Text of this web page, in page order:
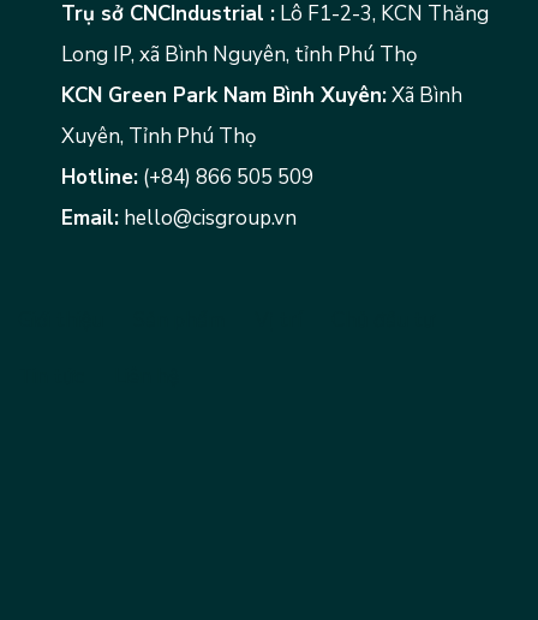
Trụ sở CNCIndustrial : Lô F1-2-3, KCN Thăng
Long IP, xã Bình Nguyên, tỉnh Phú Thọ
KCN Green Park Nam Bình Xuyên:Xã Bình
Xuyên, Tỉnh Phú Thọ
Hotline: (+84) 866 505 509
Email: hello@cisgroup.vn